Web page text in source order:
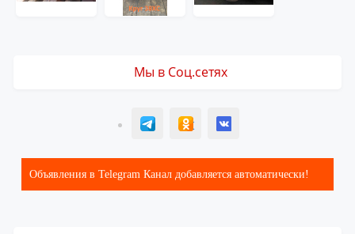
Мы в Соц.сетях
T ОК ВК
Объявления в Telegram Канал добавляется автоматически!